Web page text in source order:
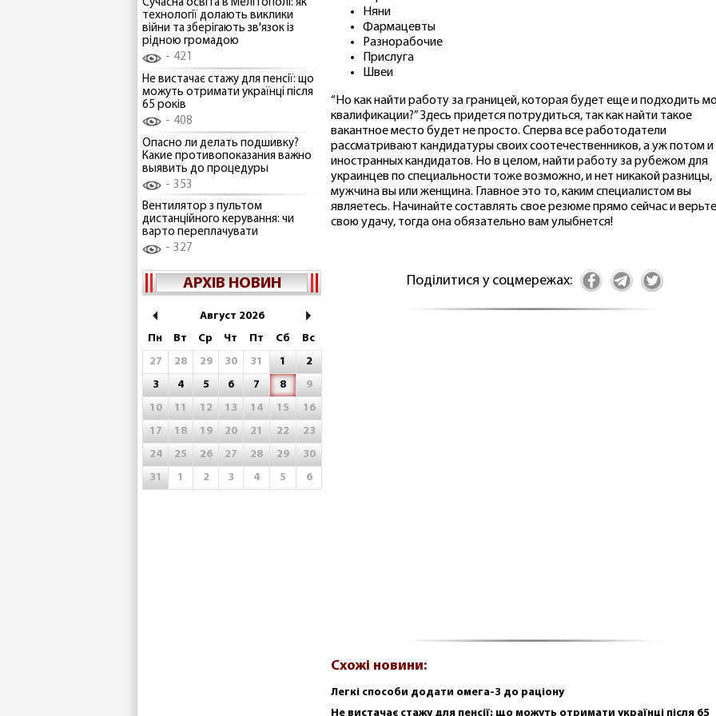
Сучасна освіта в Мелітополі: як
технології долають виклики
війни та зберігають зв'язок із
рідною громадою
421
Не вистачає стажу для пенсії: що
можуть отримати українці після
65 років
408
Опасно ли делать подшивку?
Какие противопоказания важно
выявить до процедуры
353
Вентилятор з пультом
дистанційного керування: чи
варто переплачувати
327
АРХІВ НОВИН
Август 2026
Пн
Вт Ср Чт Пт Сб
Вс
27
28 29 30 31 1
2
3
4 5 6 7 8
9
10
11 12 13 14 15
16
17
18 19 20 21 22
23
24
25 26 27 28 29
30
31
1 2 3 4 5 6
Няни
Фармацевты
Разнорабочие
Прислуга
Швеи
“Но как найти работу за границей, которая будет еще и подходить
квалификации?” Здесь придется потрудиться, так как найти такое
вакантное место будет не просто. Сперва все работодатели
рассматривают кандидатуры своих соотечественников, а уж потом и
иностранных кандидатов. Но в целом, найти работу за рубежом для
украинцев по специальности тоже возможно, и нет никакой разницы,
мужчина вы или женщина. Главное это то, каким специалистом вы
являетесь. Начинайте составлять свое резюме прямо сейчас и
свою удачу, тогда она обязательно вам улыбнется!
Поділитися у соцмережах:
Схожі новини:
Легкі способи додати омега-3 до раціону
Не вистачає стажу для пенсії: що можуть отримати українці після 65